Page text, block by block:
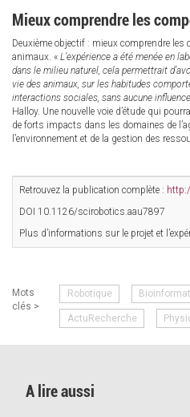
Mieux comprendre les
Deuxième objectif : mieux comprendre
animaux. « L’expérience a été menée en
dans le milieu naturel, cela permettrait
vie des animaux, sur les habitudes
interactions sociales, sans aucune
Halloy. Une nouvelle voie d’étude qui
de forts impacts dans les domaines de
l’environnement et de la gestion des
Retrouvez la publication complète :
DOI 10.1126/scirobotics.aau7897
Plus d’informations sur le projet et
Mots
clés >
Robotique
ActuRecherche
A lire aussi